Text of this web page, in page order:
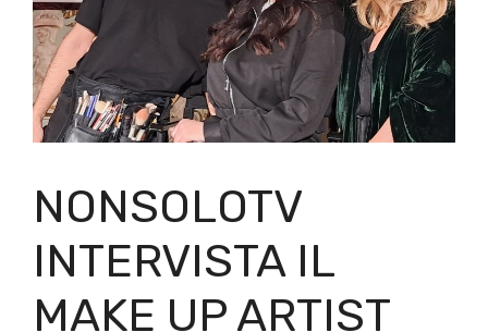
NONSOLOTV
INTERVISTA IL
MAKE UP ARTIST